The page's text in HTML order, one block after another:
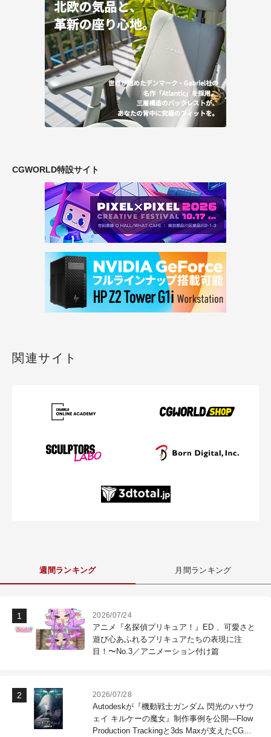
CGWORLD特設サイト
関連サイト
週間ランキング 月間ランキング
2026/07/24
アニメ『名探偵プリキュア！』ED 、可愛さと
遊び心あふれるプリキュアたちの表現に注
目！〜No.3／アニメーション付け篇
2026/07/28
Autodeskが『機動戦士ガンダム 閃光のハサウ
ェイ キルケーの魔女』制作事例を公開―Flow
Production Trackingと3ds Maxが支えたCG制